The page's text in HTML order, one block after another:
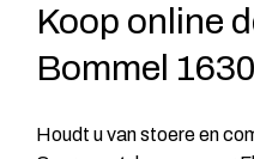
Koop online
Bommel
Houdt u van stoere en